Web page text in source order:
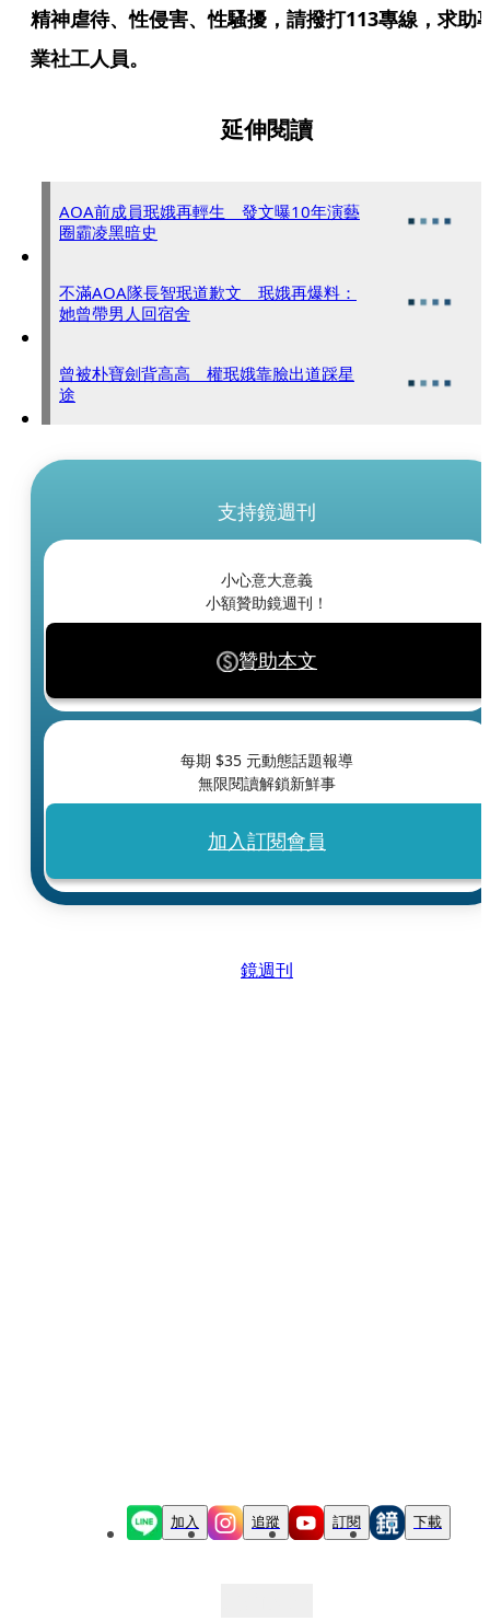
精神虐待、性侵害、性騷擾，請撥打113專線，求助
業社工人員。
延伸閱讀
AOA前成員珉娥再輕生 發文曝10年演藝
圈霸凌黑暗史
不滿AOA隊長智珉道歉文 珉娥再爆料：
她曾帶男人回宿舍
曾被朴寶劍背高高 權珉娥靠臉出道踩星
途
支持鏡週刊
小心意大意義
小額贊助鏡週刊！
贊助本文
每期 $35 元動態話題報導
無限閱讀解鎖新鮮事
加入訂閱會員
鏡週刊
加入 追蹤 訂閱 下載